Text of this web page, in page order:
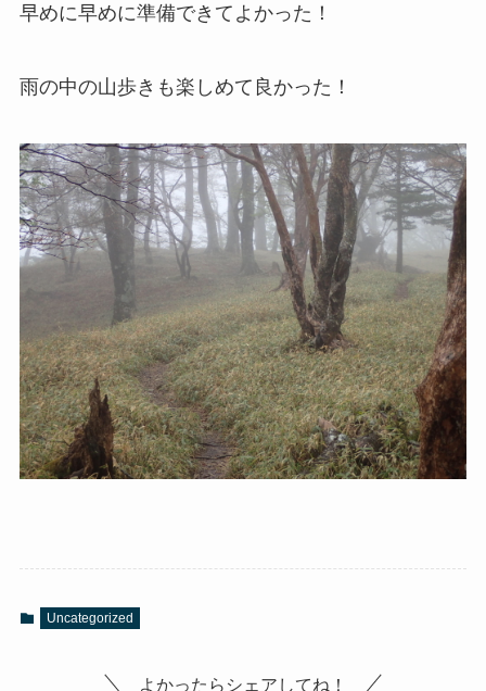
早めに早めに準備できてよかった！
雨の中の山歩きも楽しめて良かった！
Uncategorized
よかったらシェアしてね！